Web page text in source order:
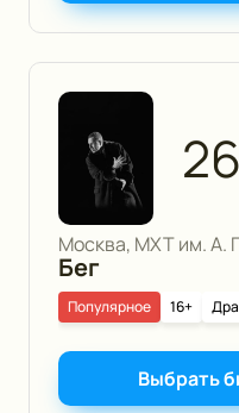
26
Москва, МХТ им. А.
Бег
16+
Популярное
Выбрать